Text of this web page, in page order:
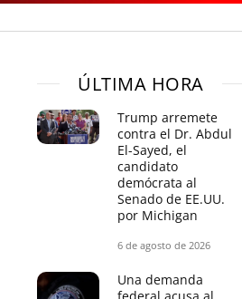
ÚLTIMA HORA
Trump arremete
contra el Dr. Abdul
El-Sayed, el
candidato
demócrata al
Senado de EE.UU.
por Michigan
6 de agosto de 2026
Una demanda
federal acusa al